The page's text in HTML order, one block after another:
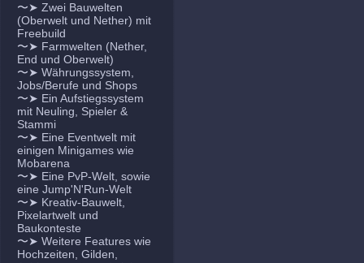
〜➤ Zwei Bauwelten
(Oberwelt und Nether) mit
Freebuild
〜➤ Farmwelten (Nether,
End und Oberwelt)
〜➤ Währungssystem,
Jobs/Berufe und Shops
〜➤ Ein Aufstiegssystem
mit Neuling, Spieler &
Stammi
〜➤ Eine Eventwelt mit
einigen Minigames wie
Mobarena
〜➤ Eine PvP-Welt, sowie
eine Jump'N'Run-Welt
〜➤ Kreativ-Bauwelt,
Pixelartwelt und
Baukonteste
〜➤ Weitere Features wie
Hochzeiten, Gilden,